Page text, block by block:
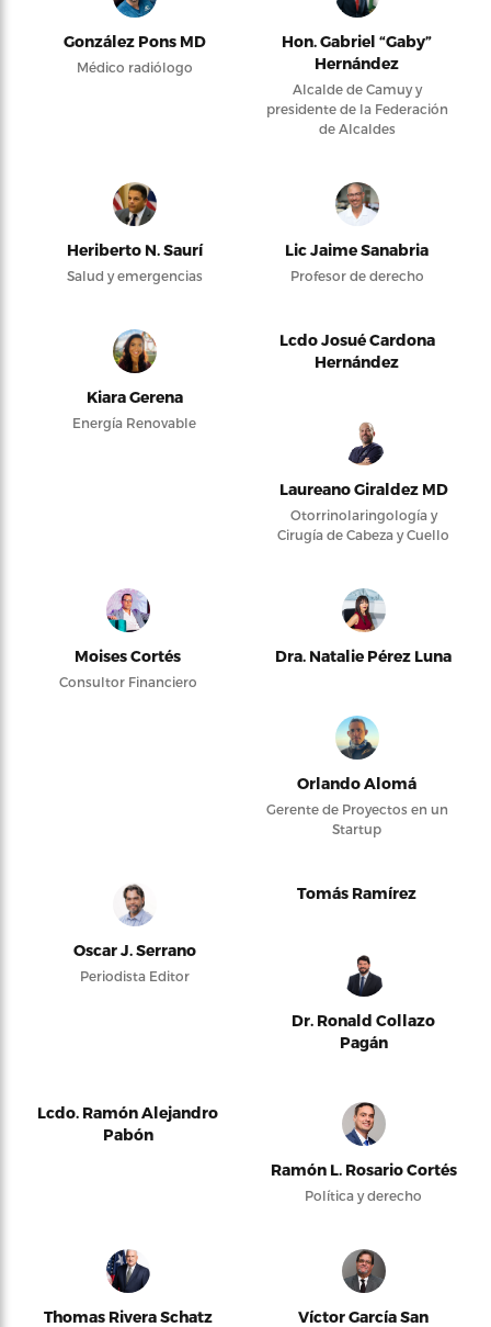
González Pons MD
Médico radiólogo
Hon. Gabriel “Gaby”
Hernández
Alcalde de Camuy y
presidente de la Federación
de Alcaldes
Heriberto N. Saurí
Salud y emergencias
Lic Jaime Sanabria
Profesor de derecho
Kiara Gerena
Energía Renovable
Lcdo Josué Cardona
Hernández
Laureano Giraldez MD
Otorrinolaringología y
Cirugía de Cabeza y Cuello
Moises Cortés
Consultor Financiero
Dra. Natalie Pérez Luna
Orlando Alomá
Gerente de Proyectos en un
Startup
Oscar J. Serrano
Periodista Editor
Tomás Ramírez
Dr. Ronald Collazo
Pagán
Lcdo. Ramón Alejandro
Pabón
Ramón L. Rosario Cortés
Política y derecho
Thomas Rivera Schatz
Víctor García San